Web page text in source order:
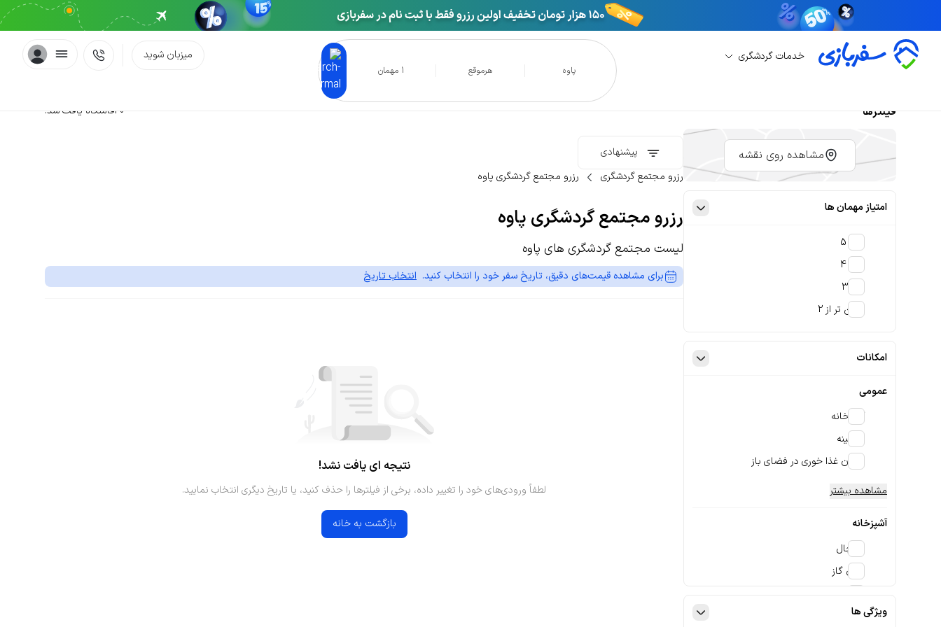
میزبان شوید خدمات گردشگری
پاوه هرموقع 1 مهمان
فیلترها
مشاهده روی نقشه
امتیاز مهمان ها
پایین تر از 2
امکانات
عمومی
آشپزخانه
شومینه
امکان غذا خوری در فضای باز
مشاهده بیشتر
آشپزخانه
یخچال
اجاق گاز
ویژگی ها
0 اقامتگاه یافت شد.
پیشنهادی
رزرو مجتمع گردشگری
رزرو مجتمع گردشگری پاوه
رزرو مجتمع گردشگری پاوه
لیست مجتمع گردشگری های پاوه
برای مشاهده قیمت‌های دقیق، تاریخ سفر خود را انتخاب کنید. انتخاب تاریخ
نتیجه ای یافت نشد!
لطفاً ورودی‌های خود را تغییر داده، برخی از فیلترها را حذف کنید، یا تاریخ دیگری انتخاب نمایید.
بازگشت به خانه